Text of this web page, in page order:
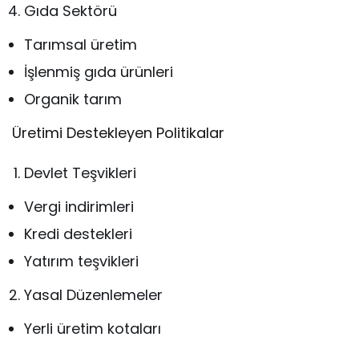
Gıda Sektörü
Tarımsal üretim
İşlenmiş gıda ürünleri
Organik tarım
Üretimi Destekleyen Politikalar
Devlet Teşvikleri
Vergi indirimleri
Kredi destekleri
Yatırım teşvikleri
Yasal Düzenlemeler
Yerli üretim kotaları